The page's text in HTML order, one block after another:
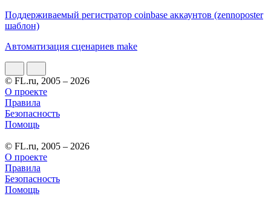
Поддерживаемый регистратор coinbase аккаунтов (zennoposter
шаблон)
Автоматизация сценариев make
© FL.ru, 2005 – 2026
О проекте
Правила
Безопасность
Помощь
© FL.ru, 2005 – 2026
О проекте
Правила
Безопасность
Помощь